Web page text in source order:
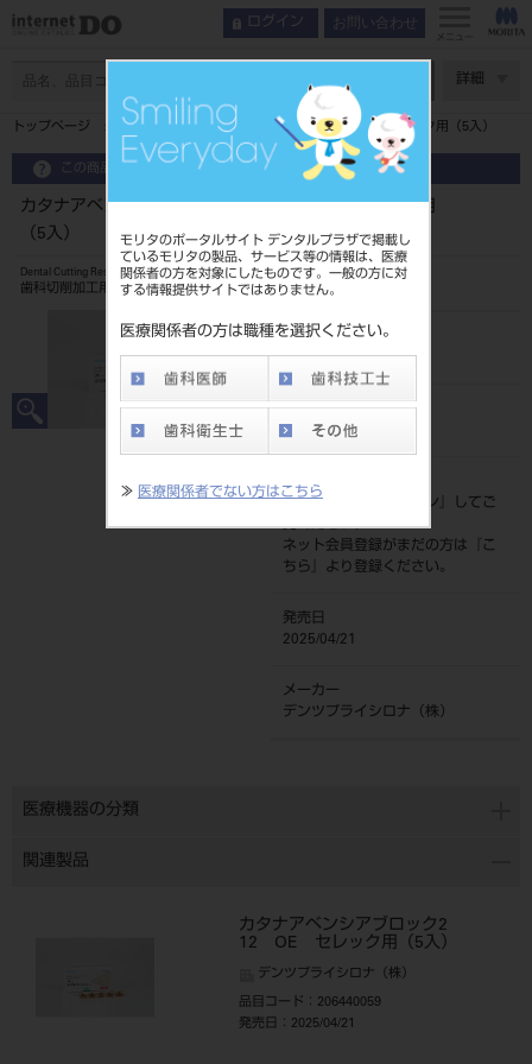
モリタのポータルサイト デンタルプラザで掲載し
ているモリタの製品、サービス等の情報は、医療
関係者の方を対象にしたものです。一般の方に対
する情報提供サイトではありません。
医療関係者の方は職種を選択ください。
≫ 医療関係者でない方はこちら
ログイン お問い合わせ
メニュー
詳細
トップページ カタナアベンシアブロック2 12 A3.5LT セレック用（5入）
この商品に関するお問い合わせ
カタナアベンシアブロック2 12 A3.5LT セレック用
（5入）
Dental Cutting Resin Material
歯科切削加工用レジン材料
品目コード
206440057A3.5
JAN/EANコード
4571110544327
標準価格
価格の確認は『
ログイン
』してご
覧ください。
ネット会員登録がまだの方は『
こ
ちら
』より登録ください。
発売日
2025/04/21
メーカー
デンツプライシロナ（株）
医療機器の分類
関連製品
カタナアベンシアブロック2
12 OE セレック用（5入）
デンツプライシロナ（株）
品目コード ：206440059
発売日
：2025/04/21